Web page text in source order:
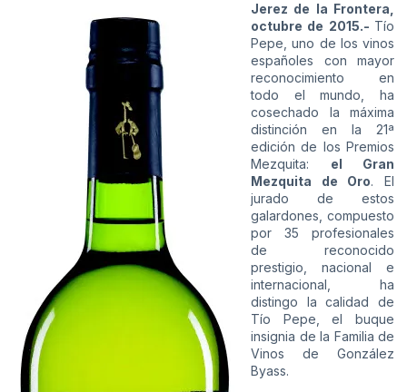
Jerez de la Frontera,
octubre de 2015.- Tío
Pepe, uno de los vinos
españoles con mayor
reconocimiento en
todo el mundo, ha
cosechado la máxima
distinción en la 21ª
edición de los Premios
Mezquita: el Gran
Mezquita de Oro. El
jurado de estos
galardones, compuesto
por 35 profesionales
de reconocido
prestigio, nacional e
internacional, ha
distingo la calidad de
Tío Pepe, el buque
insignia de la Familia de
Vinos de González
Byass.